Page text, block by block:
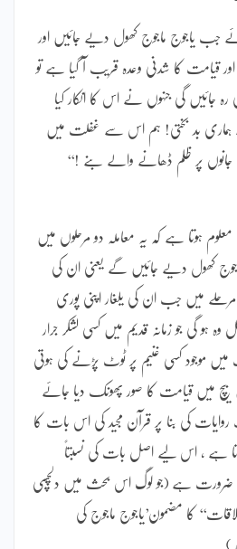
جب یاجوج ماجوج کھول دیے جائیں اور
قیامت کا شدنی وعدہ قریب آ گیا ہے تو
رہ جائیں گی جنہوں نے اس کا انکار کیا
ہماری بد بختی! ہم اس سے غفلت میں
پر ظلم ڈھانے والے بنے !‘‘
ہوتا ہے کہ یہ معاملہ دو مرحلوں میں
ماجوج کھول دیے جائیں گے یعنی ان کی
میں جب ان کی یلغار اپنی پوری
وہ ہو گی جو زمانہ قدیم میں کسی لشکر جرار
موجود کسی غنیم پر ٹوٹ پڑنے کی ہوتی
میں قیامت کا صور پھونک دیا جائے
کی بنا پر قرآن مجید کی اس بات کا
ہے ، اس لیے اصل بات کی نسبتاً
ہے (جو لوگ اس بحث میں دلچسپی
کا مضمون’یاجوج ماجوج کی
)۔